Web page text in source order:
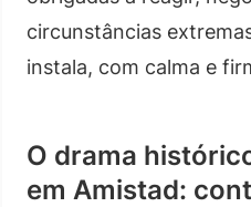
circunstâncias
instala, com calma e
O drama
em Amistad: